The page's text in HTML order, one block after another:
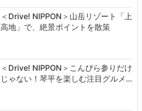
＜Drive! NIPPON＞山岳リゾート「上
高地」で、絶景ポイントを散策
＜Drive! NIPPON＞こんぴら参りだけ
じゃない！琴平を楽しむ注目グルメ…